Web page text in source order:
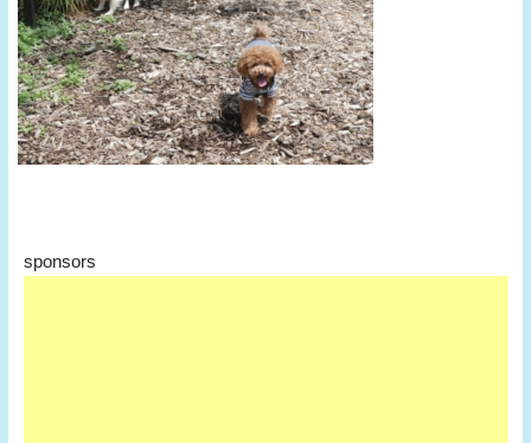
sponsors